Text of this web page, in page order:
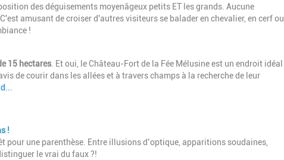
des déguisements moyenâgeux petits ET les grands. Aucune
amusant de croiser d'autres visiteurs se balader en chevalier, en cerf ou
!
15 hectares . Et oui, le Château-Fort de la Fée Mélusine est un endroit idéal
de courir dans les allées et à travers champs à la recherche de leur
!
pour une parenthèse. Entre illusions d’optique, apparitions soudaines,
le vrai du faux ?!